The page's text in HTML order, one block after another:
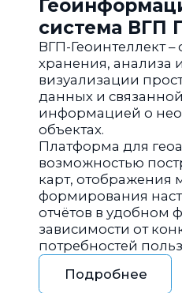
система ВГП
ВГП-Геоинтеллект –
хранения, анализа
визуализации
данных и
информацией о
объектах.
Платформа для
возможностью
карт, отображения
формирования
отчётов в удобном
зависимости от
потребностей
Подробнее